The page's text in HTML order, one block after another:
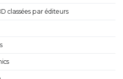
classées par éditeurs